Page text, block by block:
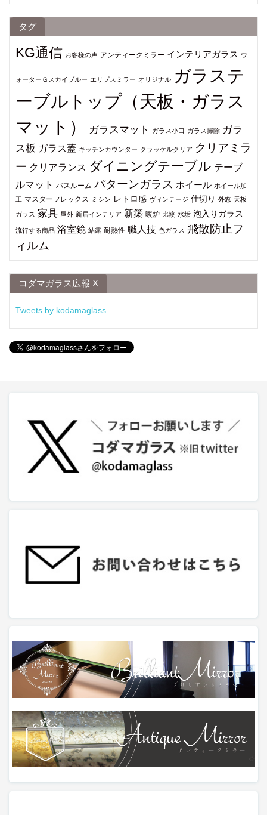
タグ
KG通信 お客様の声 アンティークミラー インテリアガラス ウ
ォーターＧスカイブルー エリプスミラー オリジナル ガラステ
ーブルトップ（天板・ガラス
マット）
ガラスマット ガラス小口 ガラス掃除 ガラ
ス板 ガラス蓋 キッチンカウンター クラッケルクリア クリアミラ
ー クリアランス ダイニングテーブル テーブ
ルマット バスルーム パターンガラス ホイール ホイール加
工 マスターフレックス ミシン レトロ感 ヴィンテージ 仕切り 外窓 天板
ガラス 家具 屋外 新居インテリア 新築 暖炉 比較 水垢 泡入りガラス
流行する商品 浴室鏡 結露 耐熱性 職人技 色ガラス 飛散防止フ
ィルム
コダマガラス広報 X
Tweets by kodamaglass